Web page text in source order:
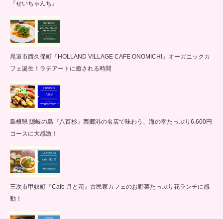
『せいちゃんち』
尾道市西久保町『HOLLAND VILLAGE CAFE ONOMICHI』オーガニックカ
フェ誕生！ラテアートに癒される時間
島根県 隠岐の島『八百杉』西郷港の名店で味わう、海の幸たっぷり6,600円
コースに大感激！
三次市甲奴町『Cafe 月と花』古民家カフェのお野菜たっぷり花ランチに感
動！